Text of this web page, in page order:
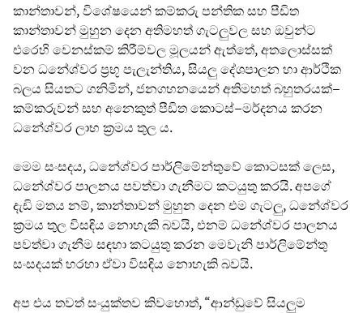
කාන්තාවන්, විශේෂයෙන් කම්කරු පන්තික සහ පීඩිත
කාන්තාවන් මුහුන දෙන අතිමහත් ගැටලුවල සහ ඔවුන්ට
එරෙහි වෙනස්කම් කිරීම්වල මූලයන් ඇත්තේ, අතලොස්සක්
වන ධනේශ්වර ප්‍රභූ පැලැන්තිය, සියලු දේශපාලන හා ආර්ථික
බලය සියතට ගනිමින්, ජනගහනයෙන් අතිමහත් බහුතරයක්–
කම්කරුවන් සහ අනෙකුත් පීඩිත කොටස්–මර්දනය කරන
ධනේශ්වර ලාභ ක්‍රමය තුල ය.
මෙම සංසදය, ධනේශ්වර පාර්ලිමේන්තුවේ කොටසක් ලෙස,
ධනේශ්වර පාලනය පවත්වා ගැනීමට කටයුතු කරයි. අපගේ
දැඩි මතය නම්, කාන්තාවන් මුහුන දෙන එම ගැටලු, ධනේශ්වර
ක්‍රමය තුල විසඳිය නොහැකි බවයි, එනම් ධනේශ්වර පාලනය
පවත්වා ගැනීම සඳහා කටයුතු කරන මෙවැනි පාර්ලිමේන්තු
සංසදයක් හරහා ඒවා විසඳිය නොහැකි බවයි.
අප එය තවත් සංයුක්තව කිවහොත්, “ආන්ඩුවේ සියලුම